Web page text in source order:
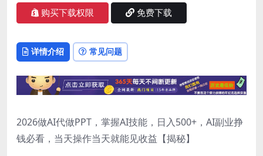
购买下载权限 免费下载
详情介绍 常见问题
2026做AI代做PPT，掌握AI技能，日入500+，AI副业挣
钱必看，当天操作当天就能见收益【揭秘】